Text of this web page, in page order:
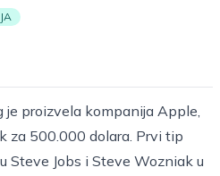
je proizvela kompanija Apple,
za 500.000 dolara. Prvi tip
Steve Jobs i Steve Wozniak u